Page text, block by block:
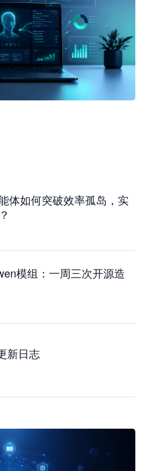
工作台
体如何突破效率孤岛，实
模组：一周三次开源造
新日志